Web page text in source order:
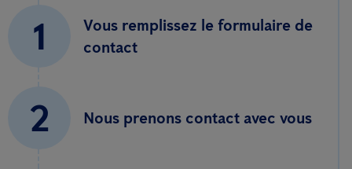
1
Vous remplissez le formulaire de
contact
2 Nous prenons contact avec vous